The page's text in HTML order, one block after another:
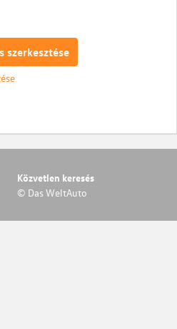
szerkesztése
Közvetlen keresés
© Das WeltAuto